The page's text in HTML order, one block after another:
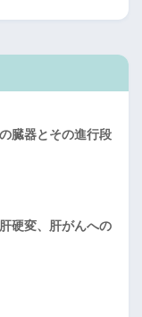
臓器とその進行段
硬変、肝がんへの